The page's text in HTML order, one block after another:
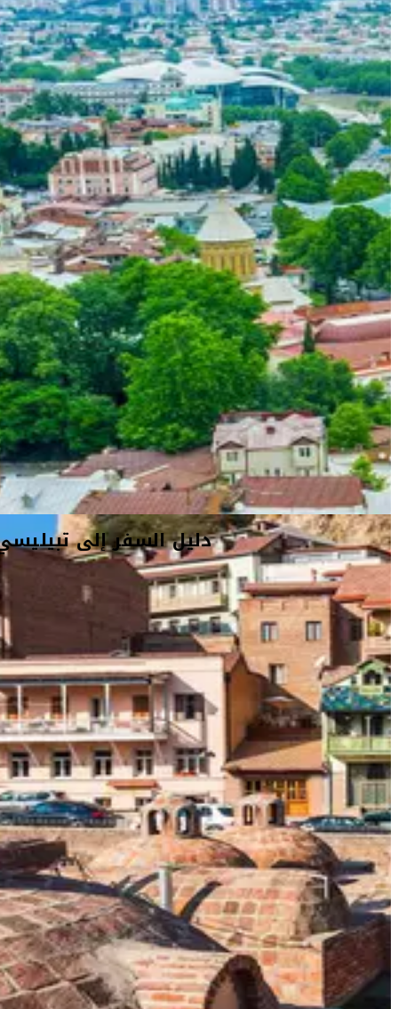
دليل السفر إلى
دليل السفر إلى
دليل السفر إلى
دليل السفر إلى
أفكار السفر
معلومات السفر
المعلومات الخاصة بالمطار
أهلاً بك في تبيليسي
تتربع عاصمة جورجيا في وادٍ بين شمال وجنوب سلاسل جبال
مع بلدة قديمة ساحرة تغص بالشوارع الضيقة، الحمّامات
وشرفات الخشب المحفور مما جعل منها عامل جذب كبير للزوار
لعدة قرون.
أبرز المعالم والأنشطة في تبيليسي